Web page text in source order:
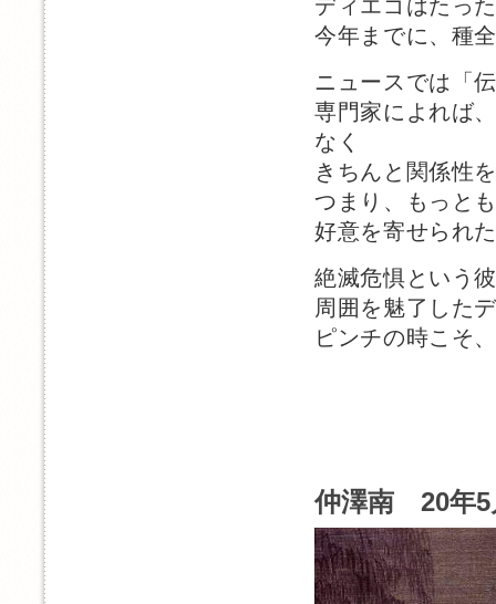
ディエゴはたっ
今年までに、種
ニュースでは「
専門家によれば
なく
きちんと関係性
つまり、もっと
好意を寄せられ
絶滅危惧という
周囲を魅了した
ピンチの時こそ
仲澤南 20年5